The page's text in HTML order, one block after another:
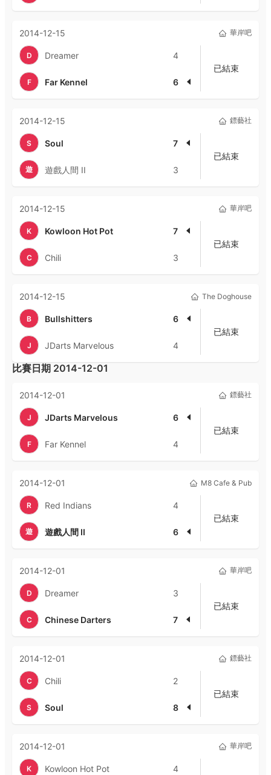
2014-12-15 華岸吧
D Dreamer 4
F Far Kennel 6
已結束
2014-12-15 鏢藝社
S Soul 7
遊 遊戲人間 II 3
已結束
2014-12-15 華岸吧
K Kowloon Hot Pot 7
C Chili 3
已結束
2014-12-15 The Doghouse
B Bullshitters 6
J JDarts Marvelous 4
已結束
比賽日期 2014-12-01
2014-12-01 鏢藝社
J JDarts Marvelous 6
F Far Kennel 4
已結束
2014-12-01 M8 Cafe & Pub
R Red Indians 4
遊 遊戲人間 II 6
已結束
2014-12-01 華岸吧
D Dreamer 3
C Chinese Darters 7
已結束
2014-12-01 鏢藝社
C Chili 2
S Soul 8
已結束
2014-12-01 華岸吧
K Kowloon Hot Pot 4